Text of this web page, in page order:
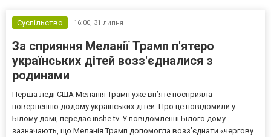
Суспільство 16:00, 31 липня
За сприяння Меланії Трамп п'ятеро
українських дітей возз'єдналися з
родинами
Перша леді США Меланія Трамп уже впʼяте посприяла
поверненню додому українських дітей. Про це повідомили у
Білому домі, передає inshe.tv. У повідомленні Білого дому
зазначають, що Меланія Трамп допомогла возз’єднати «чергову